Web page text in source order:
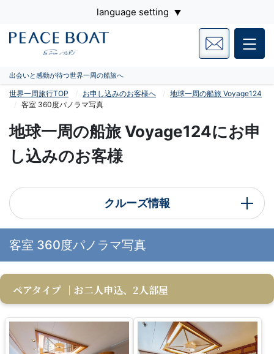
language setting
出会いと感動が待つ世界一周の船旅へ
世界一周旅行TOP お申し込みのお客様へ
地球一周の船旅 Voyage124
客室 360度パノラマ写真
地球一周の船旅 Voyage124にお申
し込みのお客様
クルーズ情報
客室 360度パノラマ写真
ペアタイプ ｜お二人申込、2人部屋